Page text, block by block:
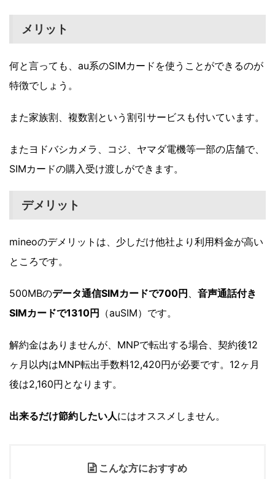
メリット
何と言っても、au系のSIMカードを使うことができるのが
特徴でしょう。
また家族割、複数割という割引サービスも付いています。
またヨドバシカメラ、コジ、ヤマダ電機等一部の店舗で、
SIMカードの購入受け渡しができます。
デメリット
mineoのデメリットは、少しだけ他社より利用料金が高い
ところです。
500MBのデータ通信SIMカードで700円 、 音声通話付き
SIMカードで1310円
（auSIM）です。
解約金はありませんが、MNPで転出する場合、契約後12
ヶ月以内はMNP転出手数料12,420円が必要です。12ヶ月
後は2,160円となります。
出来るだけ節約したい人にはオススメしません。
こんな方におすすめ